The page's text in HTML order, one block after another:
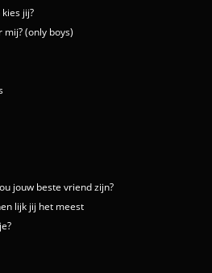
jij?
(only boys)
jouw beste vriend zijn?
lijk jij het meest